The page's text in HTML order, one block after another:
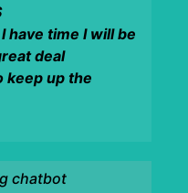
have time I will be
deal
keep up the
chatbot